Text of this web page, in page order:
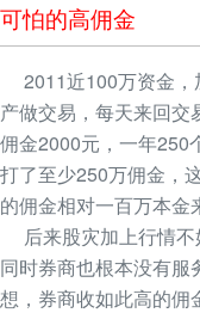
可怕的高佣金
2011近100万资金，
产做交易，每天来回
佣金2000元，一年250
打了至少250万佣金，
的佣金相对一百万本金
后来股灾加上行情不
同时券商也根本没有服
想，券商收如此高的佣